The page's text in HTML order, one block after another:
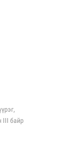
III байр